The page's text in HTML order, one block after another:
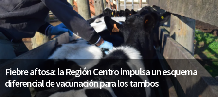
Fiebre aftosa: la Región Centro impulsa un esquema
diferencial de vacunación para los tambos